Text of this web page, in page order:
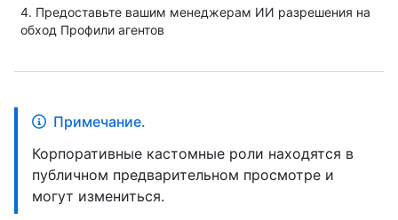
4. Предоставьте вашим менеджерам ИИ разрешения на
обход Профили агентов
Примечание.
Корпоративные кастомные роли находятся в
публичном предварительном просмотре и
могут измениться.